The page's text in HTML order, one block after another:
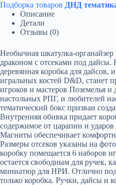
Подборка товаров ДНД
Описание
Детали
Отзывы (0)
Необычная шкатулка-
драконом с отсеками под
деревянная коробка для дайсов,
игральных костей D&D, станет
игроков и мастеров Поземелья и
настольных РПГ, и любителей
тематический бокс призван
Внутренняя обивка придает
содержимое от царапин и
Магниты обеспечивает
Размеры отсеков указаны на
коробку помещается 6 наборов
остается свободным для ручек,
миниатюр для НРИ. Отлично
только коробка. Ручки, дайсы и